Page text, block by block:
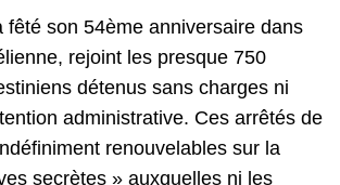
fêté son 54ème anniversaire dans
rejoint les presque 750
détenus sans charges ni
administrative. Ces arrêtés de
renouvelables sur la
secrètes » auxquelles ni les